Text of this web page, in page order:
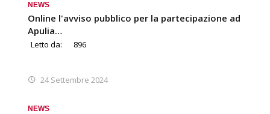
NEWS
Online l'avviso pubblico per la partecipazione ad
Apulia…
Letto da: 896
24 Settembre 2024
NEWS